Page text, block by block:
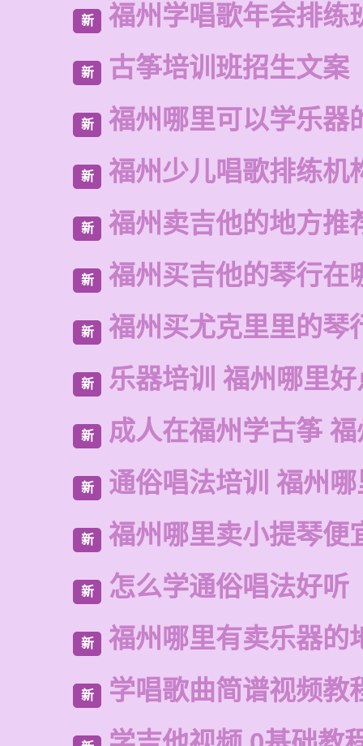
新 福州学唱歌年会排练
新 古筝培训班招生文案
新 福州哪里可以学乐器
新 福州少儿唱歌排练机
新 福州卖吉他的地方推
新 福州买吉他的琴行在
新 福州买尤克里里的琴
新 乐器培训 福州哪里
新 成人在福州学古筝
新 通俗唱法培训 福州
新 福州哪里卖小提琴便
新 怎么学通俗唱法好听
新 福州哪里有卖乐器的
新 学唱歌曲简谱视频教